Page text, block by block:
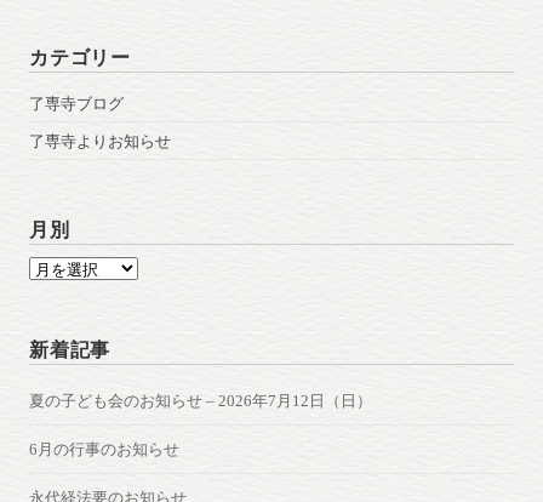
カテゴリー
了専寺ブログ
了専寺よりお知らせ
月別
月
別
新着記事
夏の子ども会のお知らせ – 2026年7月12日（日）
6月の行事のお知らせ
永代経法要のお知らせ